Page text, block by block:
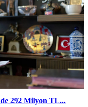
292 Milyon TL...